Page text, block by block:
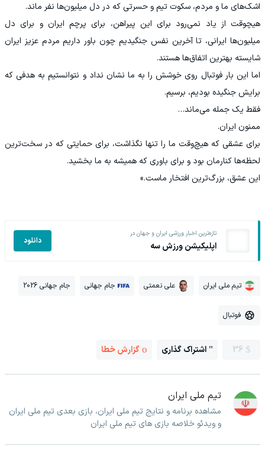
اشک‌های ما و مردم، سکوت تیم و حسرتی که در دل میلیون‌ها نفر ماند.
هیچوقت از یاد نمی‌رود برای این پیراهن، برای پرچم ایران و برای دل
میلیون‌ها ایرانی، تا آخرین نفس جنگیدیم چون باور داریم مردم عزیز ایران
شایسته بهترین اتفاق‌ها هستند.
اما این بار فوتبال روی خوشش را به ما نشان نداد و نتوانستیم به هدفی که
برایش جنگیده بودیم، برسیم.
فقط یک جمله می‌ماند…
ممنون ایران.
برای عشقی که هیچ‌وقت ما را تنها نگذاشت، برای حمایتی که در سخت‌ترین
لحظه‌ها کنارمان بود و برای باوری که همیشه به ما بخشید.
این عشق، بزرگ‌ترین افتخار ماست.»
تازه‌ترین اخبار ورزشی ایران و جهان در
اپلیکیشن ورزش سه دانلود
تیم ملی ایران علی نعمتی جام جهانی جام جهانی 2026
فوتبال
36 اشتراک گذاری گزارش خطا
تیم ملی ایران
مشاهده برنامه و نتایج تیم ملی ایران، بازی بعدی تیم ملی ایران
و ویدئو خلاصه بازی های تیم ملی ایران